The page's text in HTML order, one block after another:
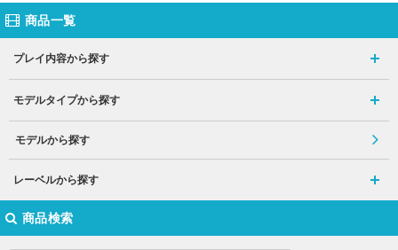
商品一覧
プレイ内容から探す
モデルタイプから探す
モデルから探す
レーベルから探す
商品検索